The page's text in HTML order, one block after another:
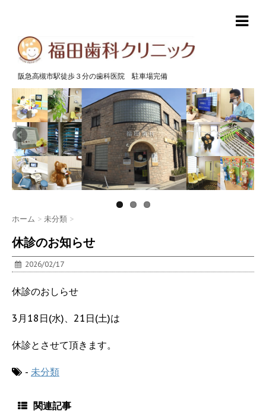
阪急高槻市駅徒歩３分の歯科医院 駐車場完備
ホーム > 未分類 >
休診のお知らせ
2026/02/17
休診のおしらせ
3月18日(水)、21日(土)は
休診とさせて頂きます。
- 未分類
関連記事